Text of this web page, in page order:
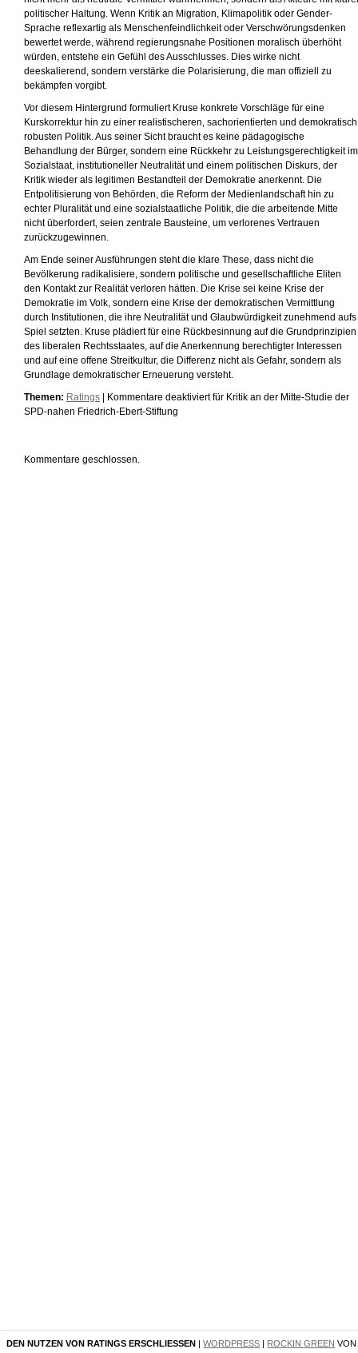
politischer Haltung. Wenn Kritik an Migration, Klimapolitik oder Gender-
Sprache reflexartig als Menschenfeindlichkeit oder Verschwörungsdenken
bewertet werde, während regierungsnahe Positionen moralisch überhöht
würden, entstehe ein Gefühl des Ausschlusses. Dies wirke nicht
deeskalierend, sondern verstärke die Polarisierung, die man offiziell zu
bekämpfen vorgibt.
Vor diesem Hintergrund formuliert Kruse konkrete Vorschläge für eine
Kurskorrektur hin zu einer realistischeren, sachorientierten und demokratisch
robusten Politik. Aus seiner Sicht braucht es keine pädagogische
Behandlung der Bürger, sondern eine Rückkehr zu Leistungsgerechtigkeit im
Sozialstaat, institutioneller Neutralität und einem politischen Diskurs, der
Kritik wieder als legitimen Bestandteil der Demokratie anerkennt. Die
Entpolitisierung von Behörden, die Reform der Medienlandschaft hin zu
echter Pluralität und eine sozialstaatliche Politik, die die arbeitende Mitte
nicht überfordert, seien zentrale Bausteine, um verlorenes Vertrauen
zurückzugewinnen.
Am Ende seiner Ausführungen steht die klare These, dass nicht die
Bevölkerung radikalisiere, sondern politische und gesellschaftliche Eliten
den Kontakt zur Realität verloren hätten. Die Krise sei keine Krise der
Demokratie im Volk, sondern eine Krise der demokratischen Vermittlung
durch Institutionen, die ihre Neutralität und Glaubwürdigkeit zunehmend aufs
Spiel setzten. Kruse plädiert für eine Rückbesinnung auf die Grundprinzipien
des liberalen Rechtsstaates, auf die Anerkennung berechtigter Interessen
und auf eine offene Streitkultur, die Differenz nicht als Gefahr, sondern als
Grundlage demokratischer Erneuerung versteht.
Themen: Ratings Kommentare deaktiviertfür Kritik an der Mitte-Studie der
SPD-nahen Friedrich-Ebert-Stiftung
Kommentare geschlossen.
DEN NUTZEN VON RATINGS ERSCHLIESSEN |WORDPRESS | ROCKIN GREEN